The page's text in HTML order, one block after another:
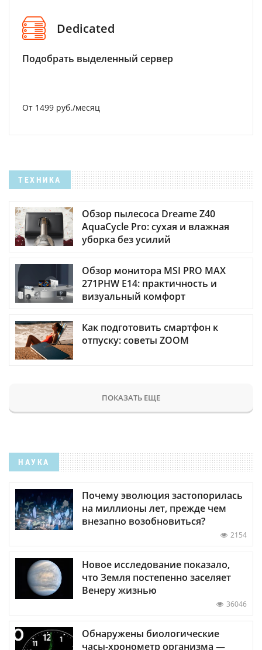
Dedicated
Подобрать выделенный сервер
От 1499 руб./месяц
ТЕХНИКА
Обзор пылесоса Dreame Z40
AquaCycle Pro: сухая и влажная
уборка без усилий
Обзор монитора MSI PRO MAX
271PHW E14: практичность и
визуальный комфорт
Как подготовить смартфон к
отпуску: советы ZOOM
ПОКАЗАТЬ ЕЩЕ
НАУКА
Почему эволюция застопорилась
на миллионы лет, прежде чем
внезапно возобновиться?
2154
Новое исследование показало,
что Земля постепенно заселяет
Венеру жизнью
36046
Обнаружены биологические
часы-хронометр организма —